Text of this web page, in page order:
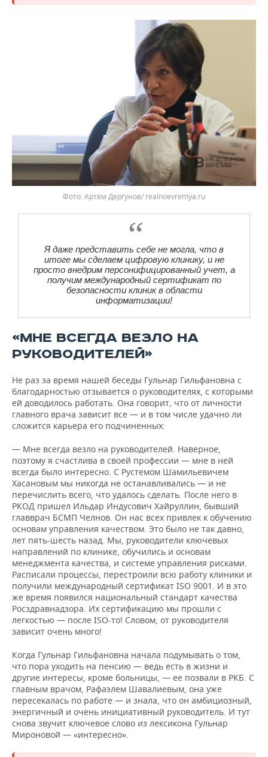
Фото: Артем Дергунов/ realnoevremya.ru
Я даже представить себе не могла, что в
итоге мы сделаем цифровую клинику, и не
просто внедрим персонифицированный учет, а
получим международный сертификат по
безопасности клиник в области
информатизации!
«МНЕ ВСЕГДА ВЕЗЛО НА
РУКОВОДИТЕЛЕЙ»
Не раз за время нашей беседы Гульнар Гильфановна с
благодарностью отзывается о руководителях, с которыми
ей доводилось работать. Она говорит, что от личности
главного врача зависит все — и в том числе удачно ли
сложится карьера его подчиненных:
— Мне всегда везло на руководителей. Наверное,
поэтому я счастлива в своей профессии — мне в ней
всегда было интересно. С Рустемом Шамильевичем
Хасановым мы никогда не останавливались — и не
перечислить всего, что удалось сделать. После него в
РКОД пришел Ильдар Индусович Хайруллин, бывший
главврач БСМП Челнов. Он нас всех привлек к обучению
основам управления качеством. Это было не так давно,
лет пять-шесть назад. Мы, руководители ключевых
направлений по клинике, обучились и основам
менеджмента качества, и системе управления рисками.
Расписали процессы, перестроили всю работу клиники и
получили международный сертификат ISO 9001. И в это
же время появился национальный стандарт качества
Росздравнадзора. Их сертификацию мы прошли с
легкостью — после ISO-то! Словом, от руководителя
зависит очень много!
Когда Гульнар Гильфановна начала подумывать о том,
что пора уходить на пенсию — ведь есть в жизни и
другие интересы, кроме больницы, — ее позвали в РКБ. С
главным врачом, Рафаэлем Шавалиевым, она уже
пересекалась по работе — и знала, что он амбициозный,
энергичный и очень инициативный руководитель. И тут
снова звучит ключевое слово из лексикона Гульнар
Мироновой — «интересно».